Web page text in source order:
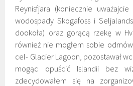
Reynisfjara (koniecznie
wodospady Skogafoss i
dookoła) oraz gorącą rzekę w
również nie mogłem sobie
cel- Glacier Lagoon, pozostawał
mogąc opuścić Islandii bez
zdecydowałem się na